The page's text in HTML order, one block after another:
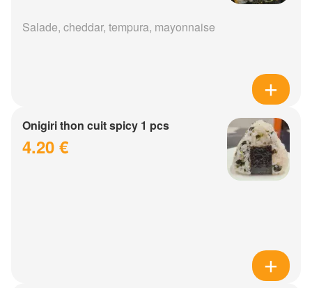
Salade, cheddar, tempura, mayonnaise
Onigiri thon cuit spicy 1 pcs
4.20 €